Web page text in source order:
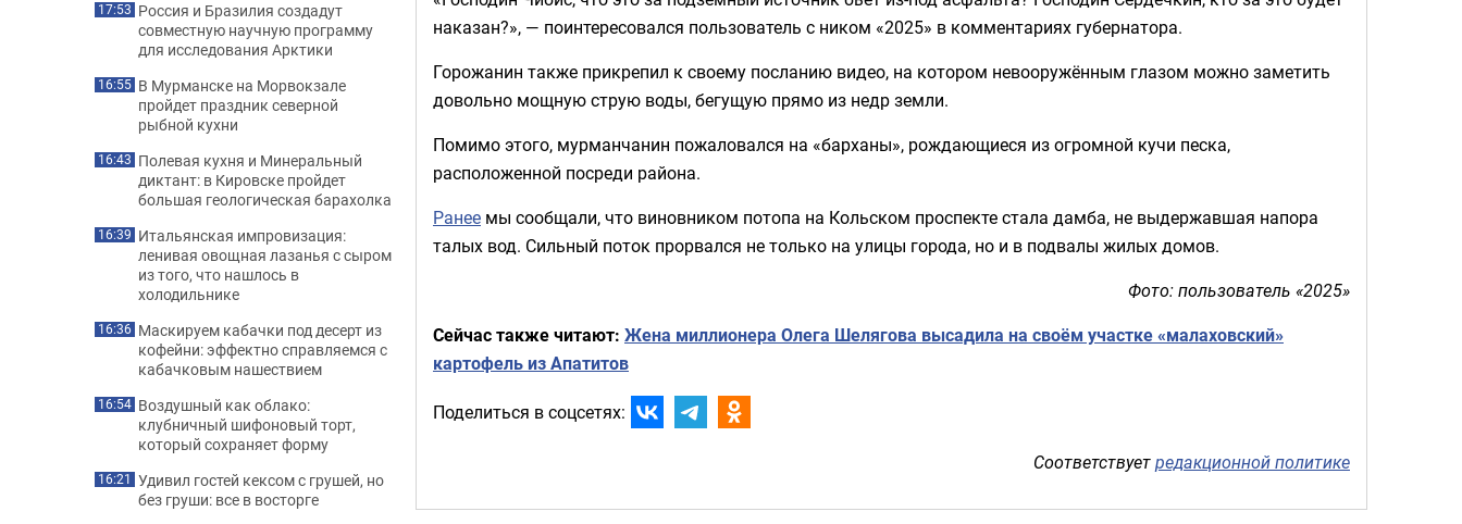
наказан?», — поинтересовался пользователь с ником «2025» в комментариях губернатора.
Горожанин также прикрепил к своему посланию видео, на котором невооружённым глазом можно заметить
довольно мощную струю воды, бегущую прямо из недр земли.
Помимо этого, мурманчанин пожаловался на «барханы», рождающиеся из огромной кучи песка,
расположенной посреди района.
Ранее мы сообщали, что виновником потопа на Кольском проспекте стала дамба, не выдержавшая напора
талых вод. Сильный поток прорвался не только на улицы города, но и в подвалы жилых домов.
Фото: пользователь «2025»
Сейчас также читают: Жена миллионера Олега Шелягова высадила на своём участке «малаховский»
картофель из Апатитов
Поделиться в соцсетях:
Соответствуетредакционной политике
17:53 Россия и Бразилия создадут
совместную научную программу
для исследования Арктики
16:55 В Мурманске на Морвокзале
пройдет праздник северной
рыбной кухни
16:43 Полевая кухня и Минеральный
диктант: в Кировске пройдет
большая геологическая барахолка
16:39 Итальянская импровизация:
ленивая овощная лазанья с сыром
из того, что нашлось в
холодильнике
16:36 Маскируем кабачки под десерт из
кофейни: эффектно справляемся с
кабачковым нашествием
16:54 Воздушный как облако:
клубничный шифоновый торт,
который сохраняет форму
16:21 Удивил гостей кексом с грушей, но
без груши: все в восторге